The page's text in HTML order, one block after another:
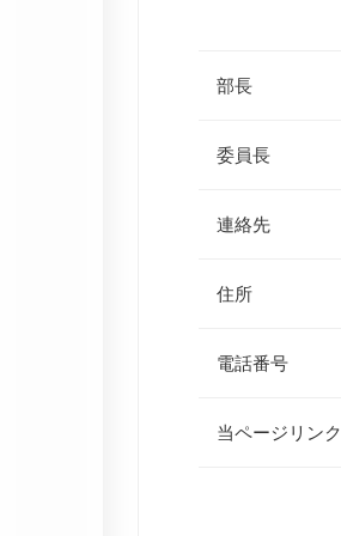
部長
委員長
連絡先
住所
電話番号
当ページリンク